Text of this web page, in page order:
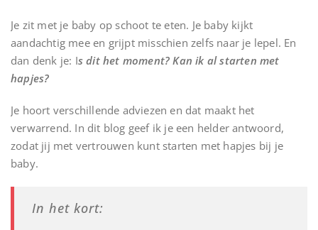
Je zit met je baby op schoot te eten. Je baby kijkt
aandachtig mee en grijpt misschien zelfs naar je lepel. En
dan denk je: Is dit het moment? Kan ik al starten met
hapjes?
Je hoort verschillende adviezen en dat maakt het
verwarrend. In dit blog geef ik je een helder antwoord,
zodat jij met vertrouwen kunt starten met hapjes bij je
baby.
In het kort: